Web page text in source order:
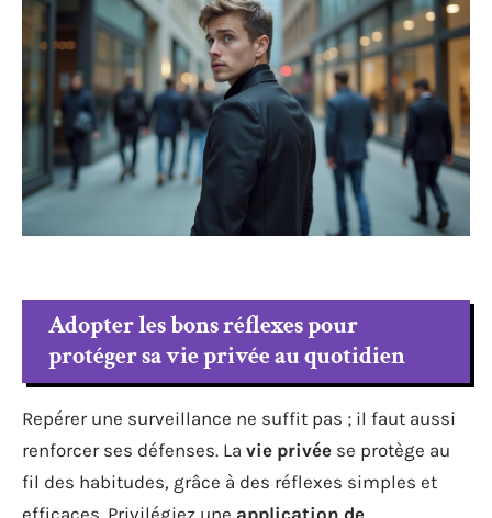
Adopter les bons réflexes pour
protéger sa vie privée au quotidien
Repérer une surveillance ne suffit pas ; il faut aussi
renforcer ses défenses. La vie privée se protège au
fil des habitudes, grâce à des réflexes simples et
efficaces. Privilégiez une application de